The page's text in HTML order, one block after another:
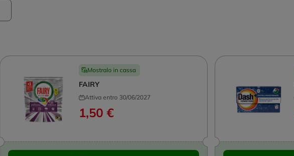
Mostralo in cassa
FAIRY
Attiva entro 30/06/2027
1,50 €